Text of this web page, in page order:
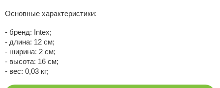
Основные характеристики:
- бренд: Intex;
- длина: 12 см;
- ширина: 2 см;
- высота: 16 см;
- вес: 0,03 кг;